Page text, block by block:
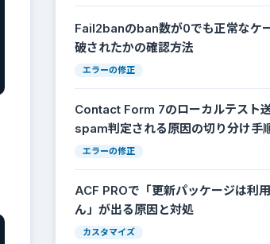
Fail2banのban数が0でも正常なケ
破されたかの確認方法
エラーの修正
Contact Form 7のローカルテスト
spam判定される原因の切り分け手
エラーの修正
ACF PROで「更新パッケージは利
ん」が出る原因と対処
カスタマイズ